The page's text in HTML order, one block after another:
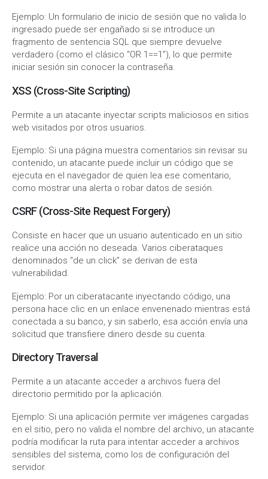
Ejemplo: Un formulario de inicio de sesión que no valida lo
ingresado puede ser engañado si se introduce un
fragmento de sentencia SQL que siempre devuelve
verdadero (como el clásico “OR 1==1”), lo que permite
iniciar sesión sin conocer la contraseña.
XSS (Cross-Site Scripting)
Permite a un atacante inyectar scripts maliciosos en sitios
web visitados por otros usuarios.
Ejemplo: Si una página muestra comentarios sin revisar su
contenido, un atacante puede incluir un código que se
ejecuta en el navegador de quien lea ese comentario,
como mostrar una alerta o robar datos de sesión.
CSRF (Cross-Site Request Forgery)
Consiste en hacer que un usuario autenticado en un sitio
realice una acción no deseada. Varios ciberataques
denominados “de un click” se derivan de esta
vulnerabilidad.
Ejemplo: Por un ciberatacante inyectando código, una
persona hace clic en un enlace envenenado mientras está
conectada a su banco, y sin saberlo, esa acción envía una
solicitud que transfiere dinero desde su cuenta.
Directory Traversal
Permite a un atacante acceder a archivos fuera del
directorio permitido por la aplicación.
Ejemplo: Si una aplicación permite ver imágenes cargadas
en el sitio, pero no valida el nombre del archivo, un atacante
podría modificar la ruta para intentar acceder a archivos
sensibles del sistema, como los de configuración del
servidor.